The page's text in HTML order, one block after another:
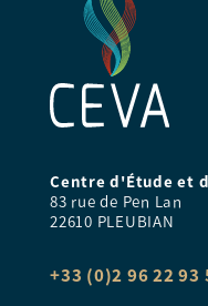
Centre d'Étude et
83 rue de Pen Lan
22610 PLEUBIAN
+33 (0)2 96 22 93